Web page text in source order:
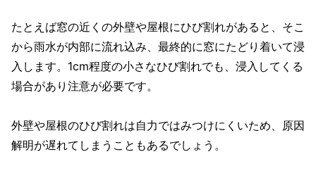
たとえば窓の近くの外壁や屋根にひび割れがあると、そこ
から雨水が内部に流れ込み、最終的に窓にたどり着いて浸
入します。1cm程度の小さなひび割れでも、浸入してくる
場合があり注意が必要です。
外壁や屋根のひび割れは自力ではみつけにくいため、原因
解明が遅れてしまうこともあるでしょう。